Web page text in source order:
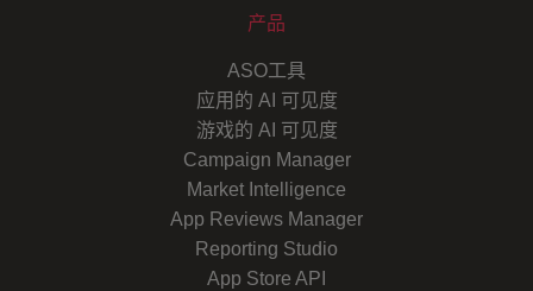
产品
ASO工具
应用的 AI 可见度
游戏的 AI 可见度
Campaign Manager
Market Intelligence
App Reviews Manager
Reporting Studio
App Store API